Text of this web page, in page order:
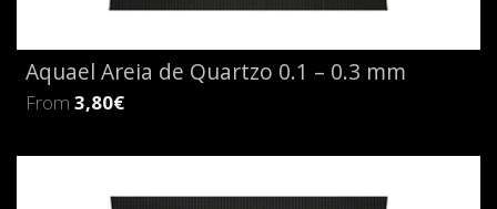
Aquael Areia de Quartzo 0.1 – 0.3 mm
From 3,80€